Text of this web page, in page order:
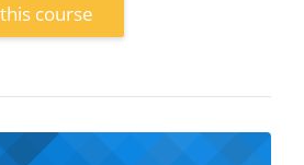
course